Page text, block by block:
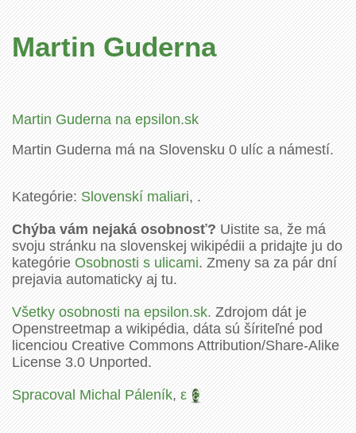
Martin Guderna
Martin Guderna na epsilon.sk
Martin Guderna má na Slovensku 0 ulíc a námestí.
Kategórie:Slovenskí maliari, .
Chýba vám nejaká osobnosť?Uistite sa, že má
svoju stránku na slovenskej wikipédii a pridajte ju do
kategórieOsobnosti s ulicami. Zmeny sa za pár dní
prejavia automaticky aj tu.
Všetky osobnosti na epsilon.sk.Zdrojom dát je
Openstreetmap a wikipédia, dáta sú šíriteľné pod
licenciou Creative Commons Attribution/Share-Alike
License 3.0 Unported.
Spracoval Michal Páleník,ε